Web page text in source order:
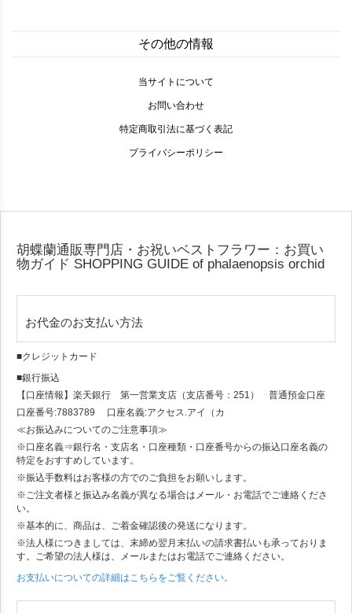
その他の情報
当サイトについて
お問い合わせ
特定商取引法に基づく表記
プライバシーポリシー
胡蝶蘭通販専門店・お祝いベストフラワー：お買い
物ガイド SHOPPING GUIDE of phalaenopsis orchid
お代金のお支払い方法
■クレジットカード
■銀行振込
【口座情報】楽天銀行 第一営業支店（支店番号：251） 普通預金口座
口座番号:7883789 口座名義:アクセス.アイ（カ
≪お振込みについてのご注意事項≫
※口座名義⇒銀行名・支店名・口座種類・口座番号からの振込口座名義の
特定をおすすめしています。
※振込手数料はお客様の方でのご負担をお願いします。
※ご注文者様と振込み名義が異なる場合はメール・お電話でご連絡くださ
い。
※基本的に、商品は、ご着金確認後の発送になります。
※法人様につきましては、末締め翌月末払いの請求書払いも承っておりま
す。ご希望の法人様は、メールまたはお電話でご連絡ください。
お支払いについての詳細はこちらをご覧ください。